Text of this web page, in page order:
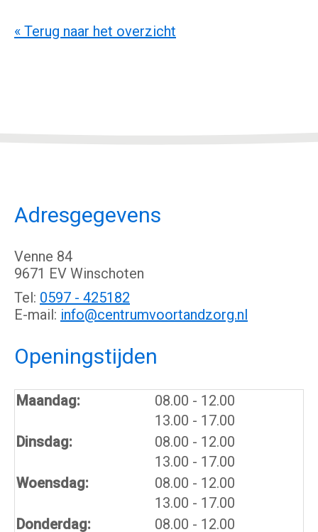
« Terug naar het overzicht
Adresgegevens
Venne 84
9671 EV Winschoten
Tel: 0597 - 425182
E-mail: info@centrumvoortandzorg.nl
Openingstijden
Maandag: 08.00 tot
- 12.00
13.00 tot
- 17.00
Dinsdag:
08.00 tot
- 12.00
13.00 tot
- 17.00
Woensdag:
08.00 tot
- 12.00
13.00 tot
- 17.00
Donderdag:
08.00 tot
- 12.00